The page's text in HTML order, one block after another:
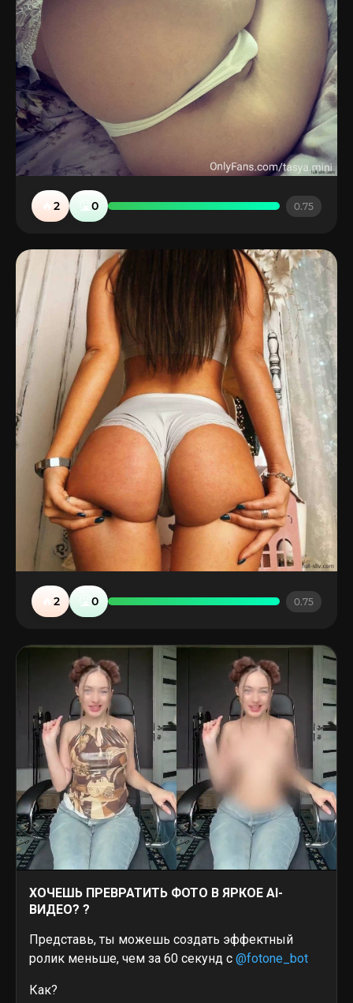
🔥2 🤮0 0.75
🔥2 🤮0 0.75
ХОЧЕШЬ ПРЕВРАТИТЬ ФОТО В ЯРКОЕ AI-
ВИДЕО? ?
Представь, ты можешь создать эффектный
ролик меньше, чем за 60 секунд с @fotone_bot
Как?